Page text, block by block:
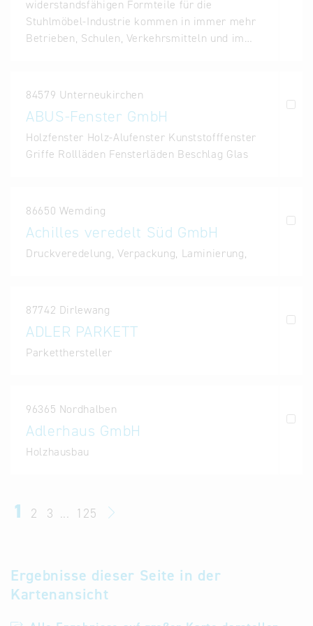
widerstandsfähigen Formteile für die
Stuhlmöbel-Industrie kommen in immer mehr
Betrieben, Schulen, Verkehrsmitteln und im…
84579 Unterneukirchen
ABUS-Fenster GmbH
Holzfenster Holz-Alufenster Kunststofffenster
Griffe Rollläden Fensterläden Beschlag Glas
86650 Wemding
Achilles veredelt Süd GmbH
Druckveredelung, Verpackung, Laminierung,
87742 Dirlewang
ADLER PARKETT
Parketthersteller
96365 Nordhalben
Adlerhaus GmbH
Holzhausbau
1 2 3 ... 125
Ergebnisse dieser Seite in der
Kartenansicht